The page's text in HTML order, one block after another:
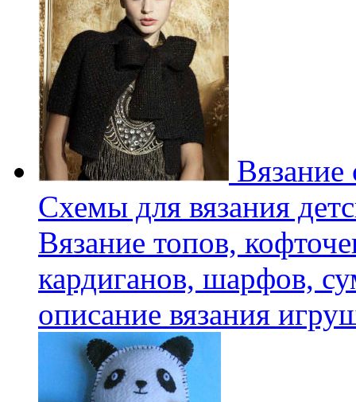
Схемы для вязания
Вязание топов,
кардиганов, шарфов,
описание вязания